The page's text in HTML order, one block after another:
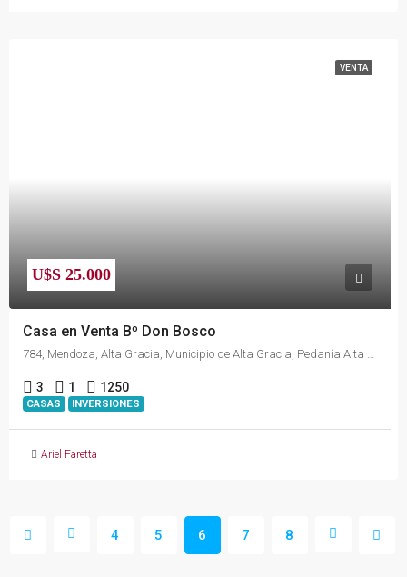
VENTA
U$S 25.000
Casa en Venta Bº Don Bosco
784, Mendoza, Alta Gracia, Municipio de Alta Gracia, Pedanía Alta Gracia, Departamento Santa María, Córdoba, X5186, Argentina
3 1 1250
CASAS INVERSIONES
Ariel Faretta
4 5 6 7 8